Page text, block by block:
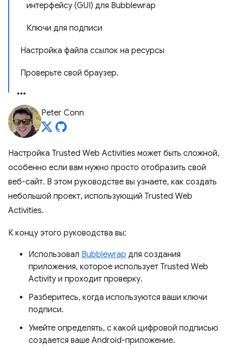
интерфейсу (GUI) для Bubblewrap
Ключи для подписи
Настройка файла ссылок на ресурсы
Проверьте свой браузер.
Peter Conn
Настройка Trusted Web Activities может быть сложной,
особенно если вам нужно просто отобразить свой
веб-сайт. В этом руководстве вы узнаете, как создать
небольшой проект, использующий Trusted Web
Activities.
К концу этого руководства вы:
Использовал Bubblewrap для создания
приложения, которое использует Trusted Web
Activity и проходит проверку.
Разберитесь, когда используются ваши ключи
подписи.
Умейте определять, с какой цифровой подписью
создается ваше Android-приложение.